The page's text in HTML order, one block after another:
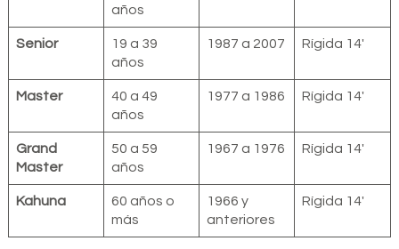
años
Senior
19 a 39
años
1987 a 2007 Rígida 14′
Master
40 a 49
años
1977 a 1986 Rígida 14′
Grand
Master
50 a 59
años
1967 a 1976 Rígida 14′
Kahuna
60 años o
más
1966 y
anteriores
Rígida 14′